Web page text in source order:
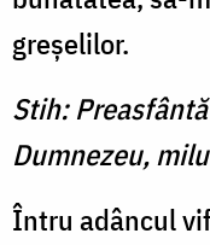
greşelilor.
Stih:
Dumnezeu,
Întru adâncul